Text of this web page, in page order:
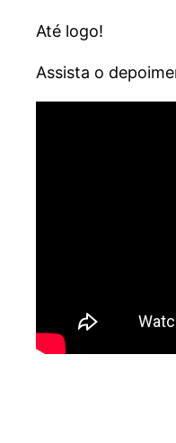
Até logo!
Assista o